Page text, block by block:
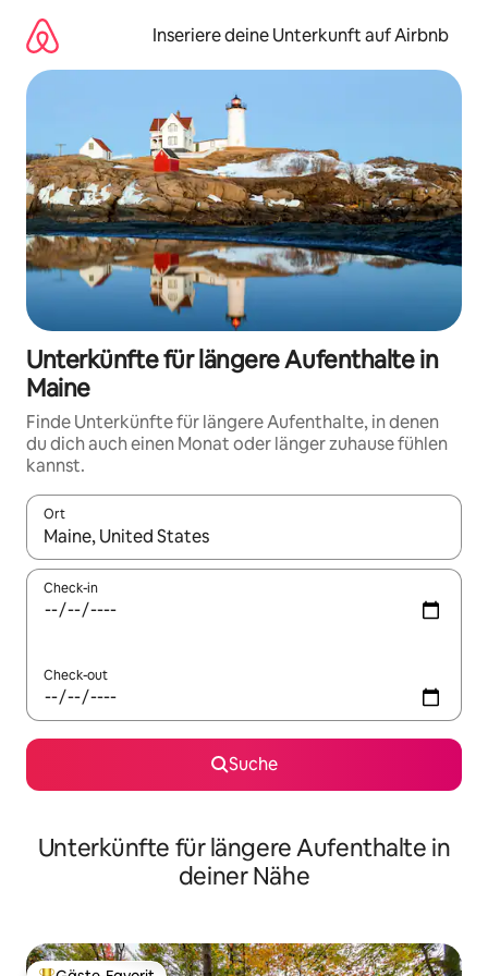
Inhalten
springen
Inseriere deine Unterkunft auf Airbnb
Unterkünfte für längere Aufenthalte in
Maine
Finde Unterkünfte für längere Aufenthalte, in denen
du dich auch einen Monat oder länger zuhause fühlen
kannst.
Ort
Wenn Ergebnisse verfügbar sind, navigiere mit den
Check-in
Check-out
Suche
Unterkünfte für längere Aufenthalte in
deiner Nähe